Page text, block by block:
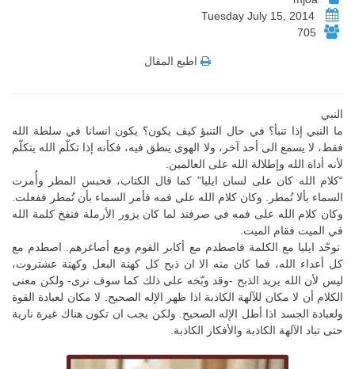
705
اطبع المقال
النبي
ما النبي إذا تنبأ؟ في حال التنبؤ كيف يكون؟ يكون انسانا في سلطة الله
فقط، لا يسمع الى أحد آخر، ولا الهوى ينطق فيه، فكأنه إذا تكلّم الله يتكلّم
لأنه أداة الله وإطلالة الله على العالمين.
“كلام الله كان على لسان ايليا” كما قال الكتاب، فحبس المطر وأُمرت
السماء بألا تُمطر. وكان كلام الله على فمه فأمر السماء بأن تُمطر ففعلت.
وكان كلام الله على فمه في صرفند لما كان يزور الأرملة فنفخ كلمة الله
في الميت فقام الميت.
توحّد ايليا مع الكلمة فاصطدم مع أكابر القوم ومع أصاغرهم. اصطدم مع
كل أعداء الله، فما كان منه الا ان ذبح كل كهنة البعل وكهنة عشتروت،
ليس لأن الله يريد الذبح -وقد وبّخه على ذلك كما سوف نرى- ولكن معنى
الكلام أن لا مكان للآلهة الكاذبة اذا ظهر الإله الصحيح. لا مكان لعبادة القوة
ولعبادة الجسد اذا أطل الإله الصحيح. ولكن يجب ان تكون هناك غيرة نارية
حتى تباد الآلهة الكاذبة والأفكار الكاذبة.